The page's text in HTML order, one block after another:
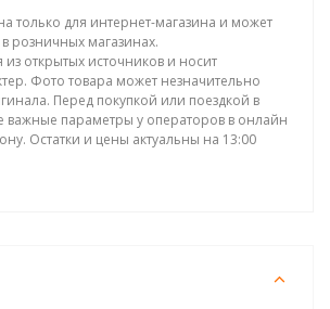
только для интернет-магазина и может
розничных магазинах.
открытых источников и носит
Фото товара может незначительно
Перед покупкой или поездкой в
важные параметры у операторов в онлайн
Остатки и цены актуальны на 13:00